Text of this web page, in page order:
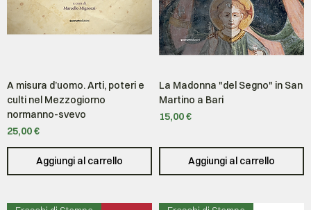
A misura d’uomo. Arti, poteri e
culti nel Mezzogiorno
normanno-svevo
Prezzo
25,00 €
Aggiungi al carrello
La Madonna "del Segno" in San
Martino a Bari
Prezzo
15,00 €
Aggiungi al carrello